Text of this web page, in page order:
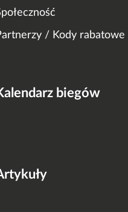
/ Kody rabatowe
biegów